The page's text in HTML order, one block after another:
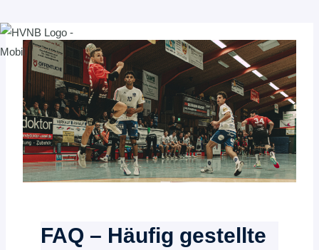
Zum
Inhalt
springen
FAQ – Häufig gestellte